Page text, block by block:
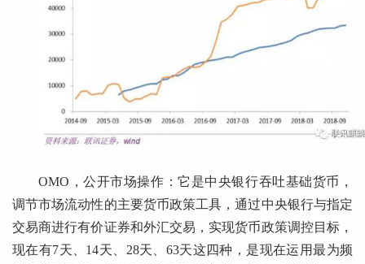
OMO，公开市场操作：它是中央银行吞吐基础货币，
调节市场流动性的主要货币政策工具，通过中央银行与指定
交易商进行有价证券和外汇交易，实现货币政策调控目标，
现在有7天、14天、28天、63天这四种，是现在运用最为频